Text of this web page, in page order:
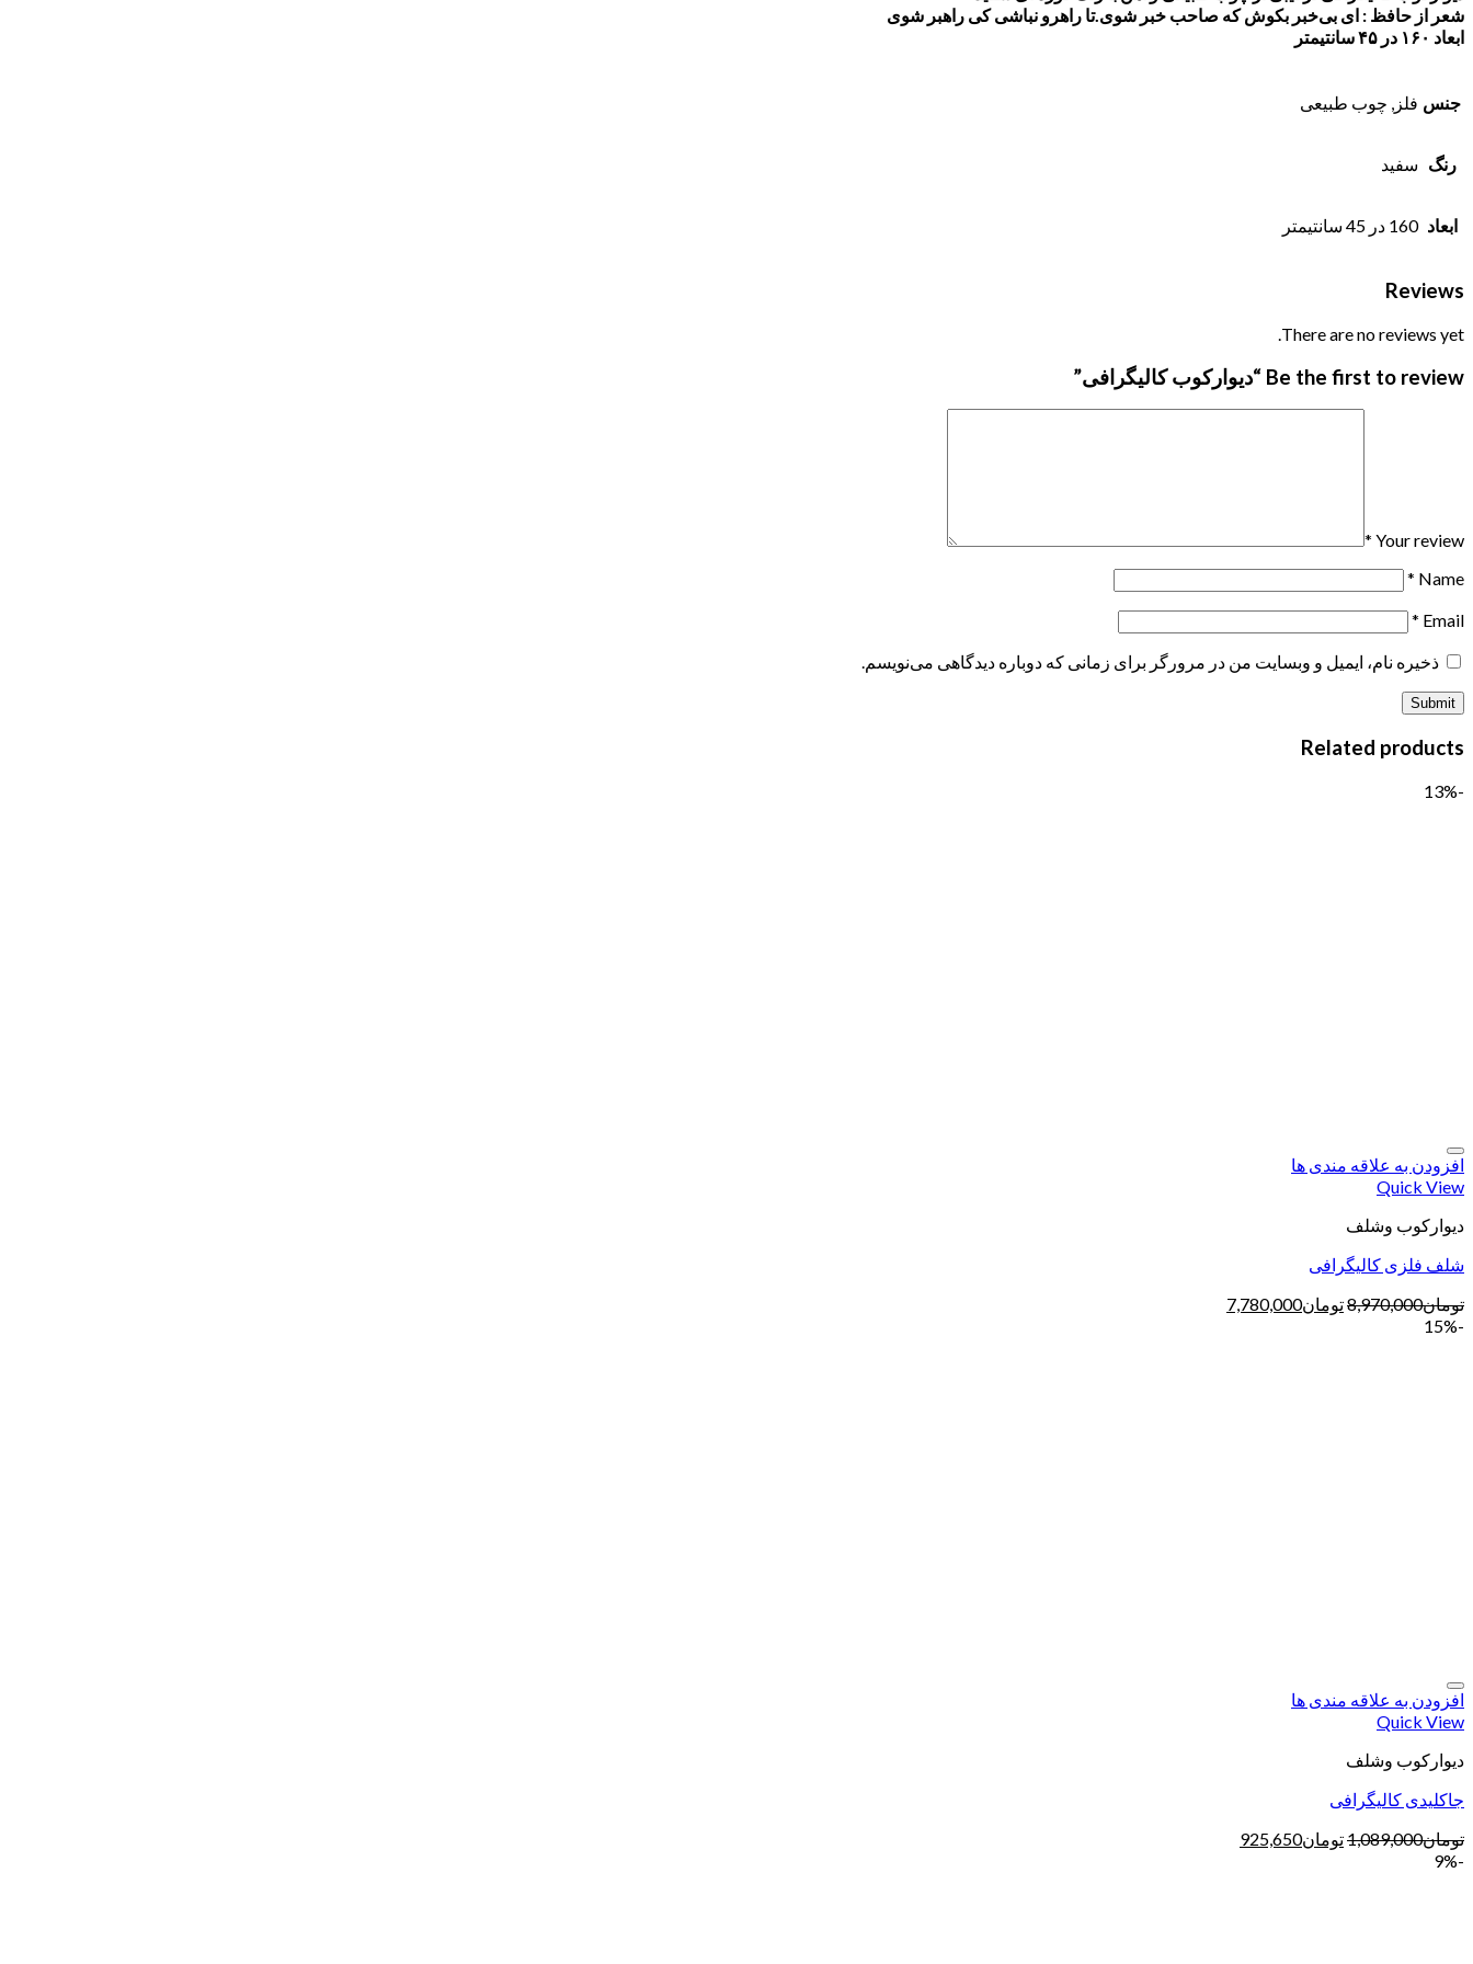
شعر از حافظ : ای بی‌خبر بکوش که صاحب خبر شوی.تا راهرو نباشی کی راهبر شوی
ابعاد ۱۶۰ در ۴۵ سانتیمتر
جنس فلز, چوب طبیعی
رنگ سفید
ابعاد 160 در 45 سانتیمتر
Reviews
There are no reviews yet.
Be the first to review “دیوارکوب کالیگرافی”
Your review
*
Name
*
Email
*
ذخیره نام، ایمیل و وبسایت من در مرورگر برای زمانی که دوباره دیدگاهی می‌نویسم.
Related products
-13%
افزودن به علاقه مندی ها
Quick View
دیوارکوب وشلف
شلف فلزی کالیگرافی
تومان8,970,000تومان7,780,000
-15%
افزودن به علاقه مندی ها
Quick View
دیوارکوب وشلف
جاکلیدی کالیگرافی
تومان1,089,000تومان925,650
-9%